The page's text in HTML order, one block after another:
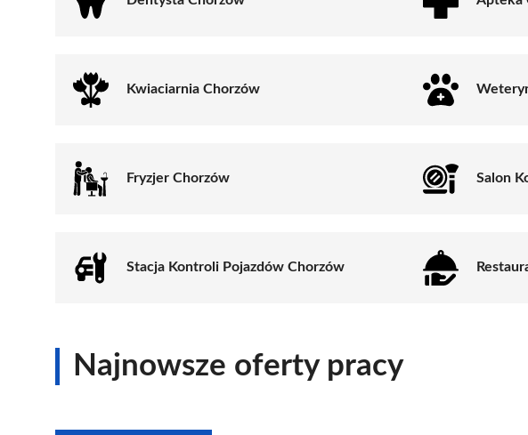
Kwiaciarnia Chorzów
Fryzjer Chorzów Salon
Stacja Kontroli Pojazdów Chorzów
Najnowsze oferty pracy